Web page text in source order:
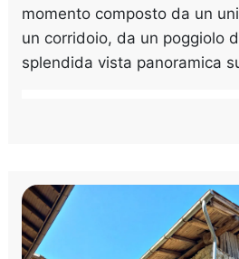
momento composto da un
un corridoio, da un poggiolo
splendida vista panoramica